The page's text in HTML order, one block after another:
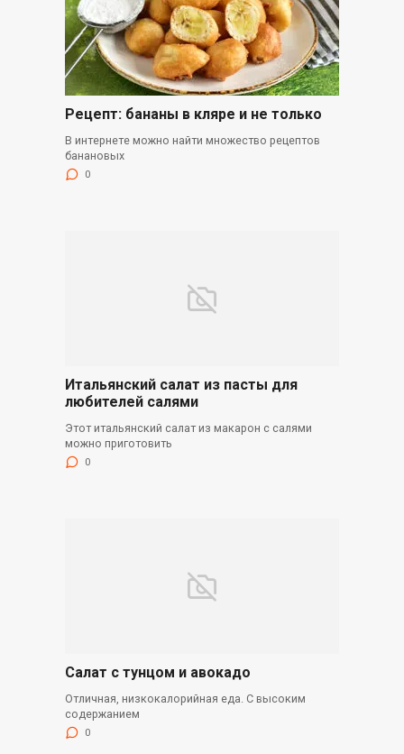
Рецепт: бананы в кляре и не только
В интернете можно найти множество рецептов
банановых
0
Итальянский салат из пасты для
любителей салями
Этот итальянский салат из макарон с салями
можно приготовить
0
Салат с тунцом и авокадо
Отличная, низкокалорийная еда. С высоким
содержанием
0